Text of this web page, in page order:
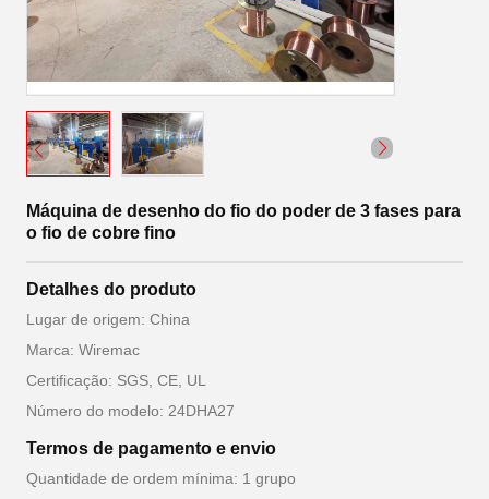
Máquina de desenho do fio do poder de 3 fases para
o fio de cobre fino
Detalhes do produto
Lugar de origem: China
Marca: Wiremac
Certificação: SGS, CE, UL
Número do modelo: 24DHA27
Termos de pagamento e envio
Quantidade de ordem mínima: 1 grupo